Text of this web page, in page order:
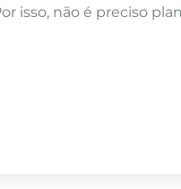
isso, não é preciso